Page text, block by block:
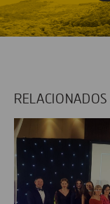
RELACIONADOS